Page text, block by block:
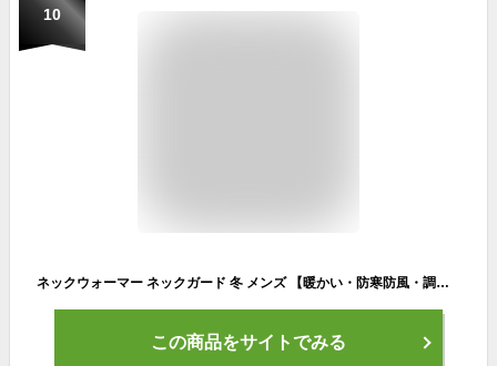
10
ネックウォーマー ネックガード 冬 メンズ 【暖かい・防寒防風・調節コードつき】 伸縮性 保温 オシャレ 無地 ズレにくい ランニング スノーボード スポーツ 自転車 バイク アウトドア 通勤 通学 男女兼用 (グレー)
この商品をサイトでみる